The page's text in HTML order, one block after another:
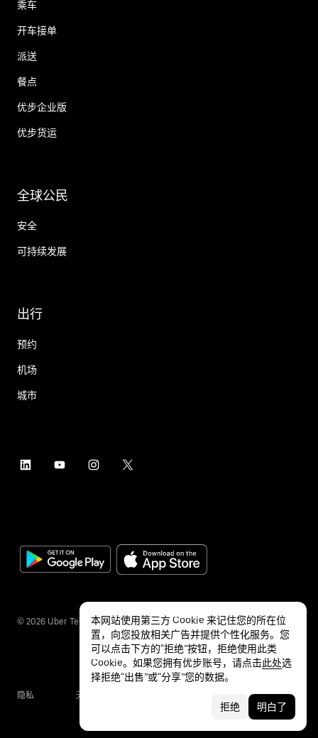
乘车
开车接单
派送
餐点
优步企业版
优步货运
全球公民
安全
可持续发展
出行
预约
机场
城市
© 2026 Uber Technologies Inc.
隐私 无障碍服务
本网站使用第三方 Cookie 来记住您的所在位
置，向您投放相关广告并提供个性化服务。您
可以点击下方的“拒绝”按钮，拒绝使用此类
Cookie。如果您拥有优步账号，请点击此处选
择拒绝“出售”或“分享”您的数据。
拒绝 明白了